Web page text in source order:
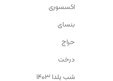
اکسسوری
بنسای
حراج
درخت
شب یلدا ۱۴۰۳